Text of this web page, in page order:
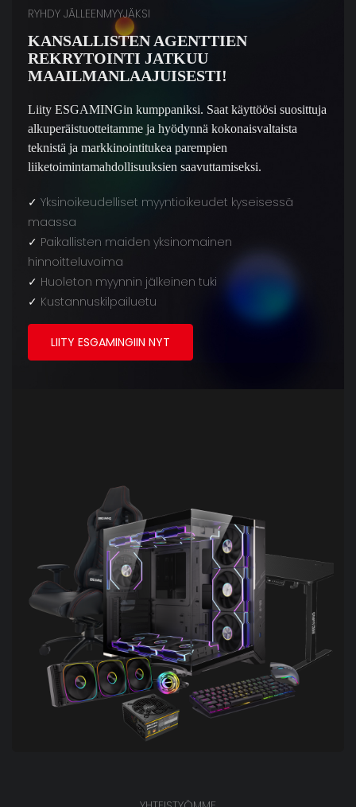
RYHDY JÄLLEENMYYJÄKSI
KANSALLISTEN AGENTTIEN
REKRYTOINTI JATKUU
MAAILMANLAAJUISESTI!
Liity ESGAMINGin kumppaniksi. Saat käyttöösi suosittuja
alkuperäistuotteitamme ja hyödynnä kokonaisvaltaista
teknistä ja markkinointitukea parempien
liiketoimintamahdollisuuksien saavuttamiseksi.
✓ Yksinoikeudelliset myyntioikeudet kyseisessä
maassa
✓ Paikallisten maiden yksinomainen
hinnoitteluvoima
✓ Huoleton myynnin jälkeinen tuki
✓ Kustannuskilpailuetu
LIITY ESGAMINGIIN NYT